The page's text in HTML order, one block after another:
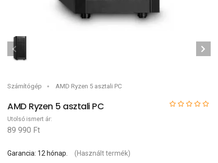
Számítógép AMD Ryzen 5 asztali PC
AMD Ryzen 5 asztali PC
Utolsó ismert ár:
89 990 Ft
Garancia: 12 hónap. (Használt termék)